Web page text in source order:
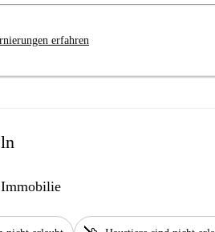
erfahren